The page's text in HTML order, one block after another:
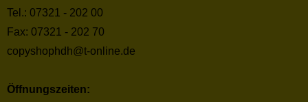
Tel.: 07321 - 202 00
Fax: 07321 - 202 70
copyshophdh@t-online.de
Öffnungszeiten: